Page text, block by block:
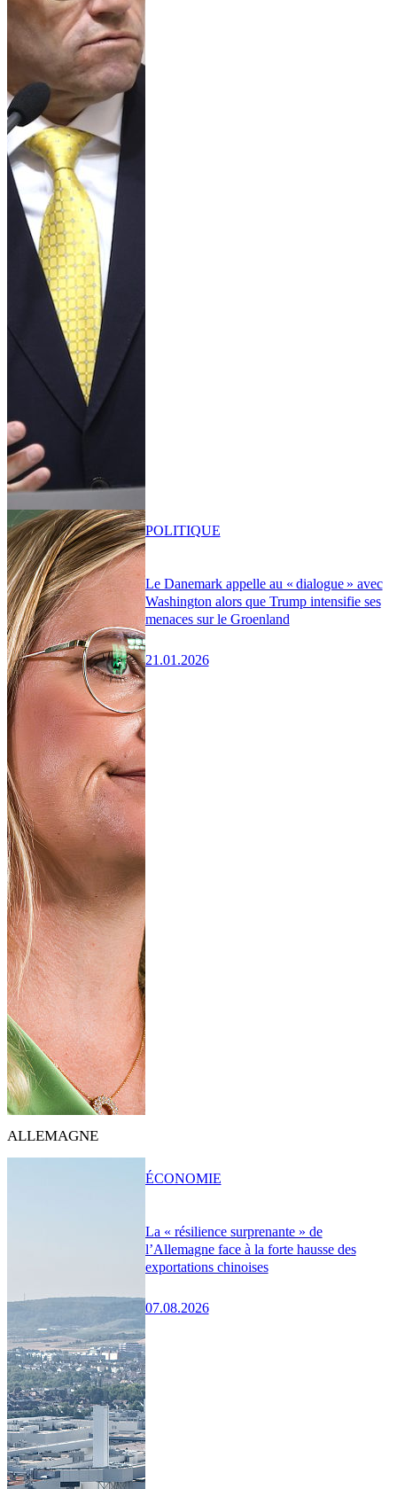
Le Danemark appelle au « dialogue » avec
Washington alors que Trump intensifie ses
menaces sur le Groenland
21.01.2026
POLITIQUE
ALLEMAGNE
La « résilience surprenante » de
l’Allemagne face à la forte hausse des
exportations chinoises
07.08.2026
ÉCONOMIE